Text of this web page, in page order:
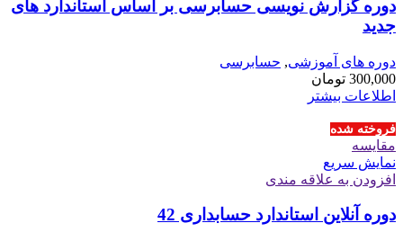
دوره گزارش نویسی حسابرسی بر اساس استاندارد های
جدید
دوره های آموزشی, حسابرسی
300,000 تومان
اطلاعات بیشتر
فروخته شده
مقايسه
نمایش سریع
افزودن به علاقه مندی
دوره آنلاین استاندارد حسابداری 42